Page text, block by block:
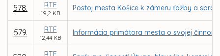
578. RTF
19,2 KB
Postoj mesta Košice k zámeru ťažby a
579. RTF
12,44 KB
Informácia primátora mesta o svojej